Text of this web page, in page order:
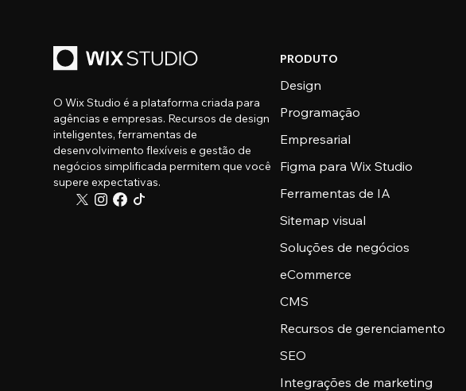
O Wix Studio é a plataforma criada para
agências e empresas. Recursos de design
inteligentes, ferramentas de
desenvolvimento flexíveis e gestão de
negócios simplificada permitem que você
supere expectativas.
PRODUTO
Design
Programação
Empresarial
Figma para Wix Studio
Ferramentas de IA
Sitemap visual
Soluções de negócios
eCommerce
CMS
Recursos de gerenciamento
SEO
Integrações de marketing